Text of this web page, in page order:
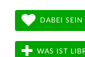
DABEI SEIN
WAS IST